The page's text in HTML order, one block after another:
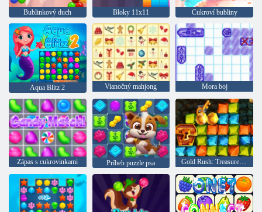
Bublinkový duch Bloky 11x11 Cukroví bubliny
Aqua Blitz 2 Vianočný mahjong Mora boj
Zápas s cukrovinkami Príbeh puzzle psa Gold Rush: Treasure Hunter